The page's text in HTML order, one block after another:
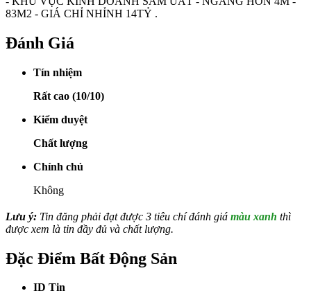
Đánh Giá
Tín nhiệm
Rất cao (10/10)
Kiểm duyệt
Chất lượng
Chính chủ
Không
Lưu ý: Tin đăng phải đạt được 3 tiêu chí đánh giá màu xanh thì
được xem là tin đầy đủ và chất lượng.
Đặc Điểm Bất Động Sản
ID Tin